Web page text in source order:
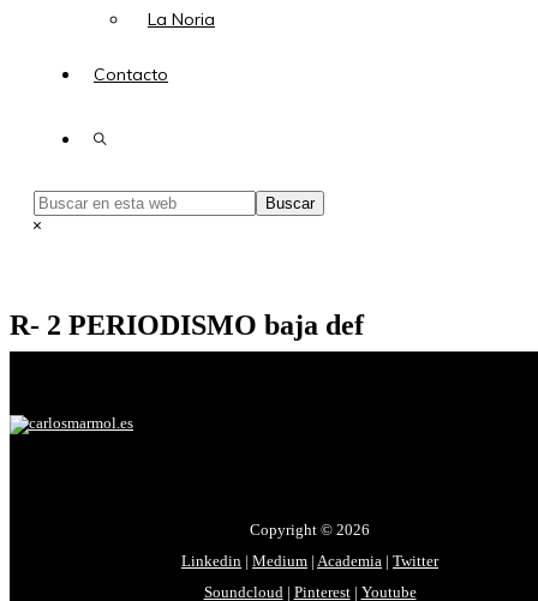
La Noria
Contacto
Show
Buscar
en
Hide
R- 2 PERIODISMO baja def
Copyright © 2026
Linkedin | Medium | Academia | Twitter
Soundcloud| Pinterest| Youtube